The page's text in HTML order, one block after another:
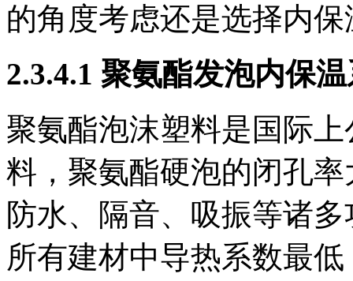
的角度考虑还是选择内
2.3.4.1 聚氨酯发泡内保
聚氨酯泡沫塑料是国际
料，聚氨酯硬泡的闭孔
防水、隔音、吸振等诸
所有建材中导热系数最